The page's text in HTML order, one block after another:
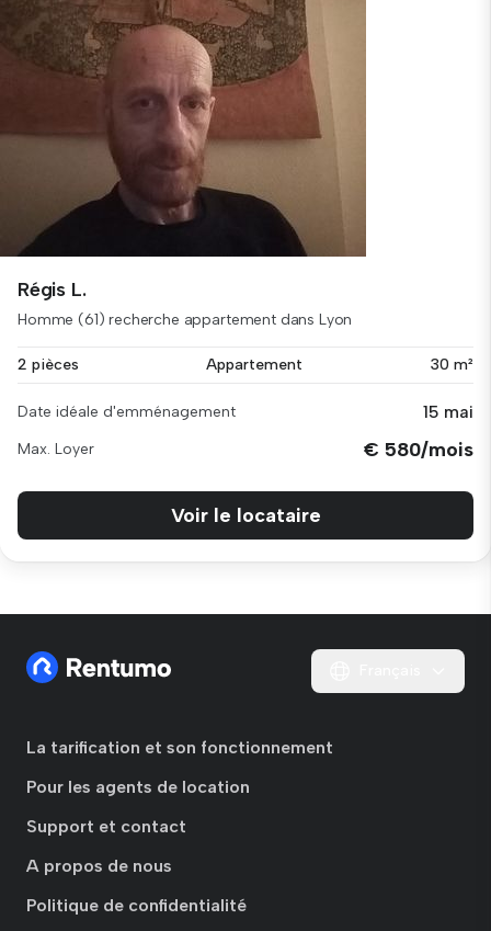
Régis L.
Homme (61) recherche appartement dans Lyon
2 pièces Appartement 30 m²
Date idéale d'emménagement 15 mai
Max. Loyer € 580/mois
Voir le locataire
La tarification et son fonctionnement
Pour les agents de location
Support et contact
A propos de nous
Politique de confidentialité